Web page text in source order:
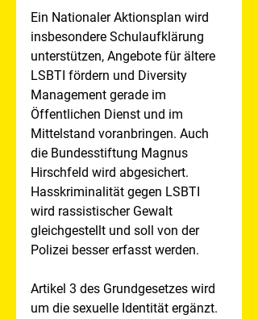
Ein Nationaler Aktionsplan wird
insbesondere Schulaufklärung
unterstützen, Angebote für ältere
LSBTI fördern und Diversity
Management gerade im
Öffentlichen Dienst und im
Mittelstand voranbringen. Auch
die Bundesstiftung Magnus
Hirschfeld wird abgesichert.
Hasskriminalität gegen LSBTI
wird rassistischer Gewalt
gleichgestellt und soll von der
Polizei besser erfasst werden.
Artikel 3 des Grundgesetzes wird
um die sexuelle Identität ergänzt.